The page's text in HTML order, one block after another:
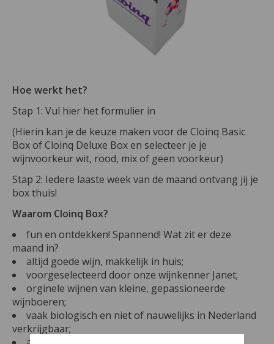
Hoe werkt het?
Stap 1: Vul hier het formulier in
(Hierin kan je de keuze maken voor de Cloinq Basic
Box of Cloinq Deluxe Box en selecteer je je
wijnvoorkeur wit, rood, mix of geen voorkeur)
Stap 2: Iedere laaste week van de maand ontvang jij je
box thuis!
Waarom Cloinq Box?
fun en ontdekken! Spannend! Wat zit er deze
maand in?
altijd goede wijn, makkelijk in huis;
voorgeselecteerd door onze wijnkenner Janet;
orginele wijnen van kleine, gepassioneerde
wijnboeren;
vaak biologisch en niet of nauwelijks in Nederland
verkrijgbaar;